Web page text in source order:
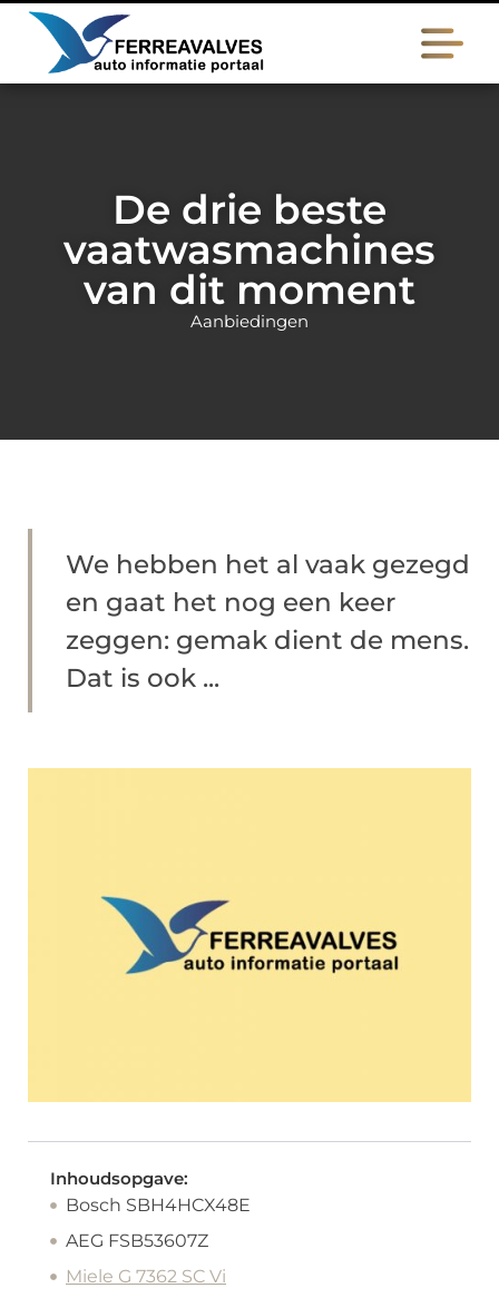
De drie beste
vaatwasmachines
van dit moment
Aanbiedingen
We hebben het al vaak gezegd
en gaat het nog een keer
zeggen: gemak dient de mens.
Dat is ook ...
Inhoudsopgave:
Bosch SBH4HCX48E
AEG FSB53607Z
Miele G 7362 SC Vi